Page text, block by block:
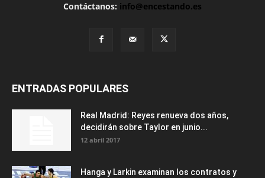
Contáctanos: info@encestando.es
ENTRADAS POPULARES
Real Madrid: Reyes renueva dos años,
decidirán sobre Taylor en junio...
12 abril 2017
Hanga y Larkin examinan los contratos y